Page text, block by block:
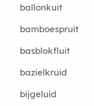
ballonkuit
bamboespruit
basblokfluit
bazielkruid
bijgeluid